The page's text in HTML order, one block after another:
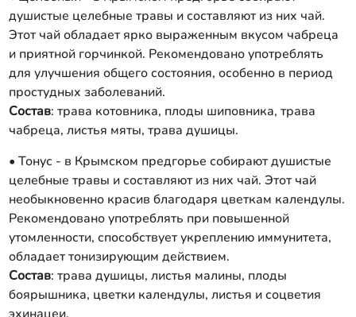
душистые целебные травы и составляют из них чай.
Этот чай обладает ярко выраженным вкусом чабреца
и приятной горчинкой. Рекомендовано употреблять
для улучшения общего состояния, особенно в период
простудных заболеваний.
Состав: трава котовника, плоды шиповника, трава
чабреца, листья мяты, трава душицы.
• Тонус - в Крымском предгорье собирают душистые
целебные травы и составляют из них чай. Этот чай
необыкновенно красив благодаря цветкам календулы.
Рекомендовано употреблять при повышенной
утомленности, способствует укреплению иммунитета,
обладает тонизирующим действием.
Состав: трава душицы, листья малины, плоды
боярышника, цветки календулы, листья и соцветия